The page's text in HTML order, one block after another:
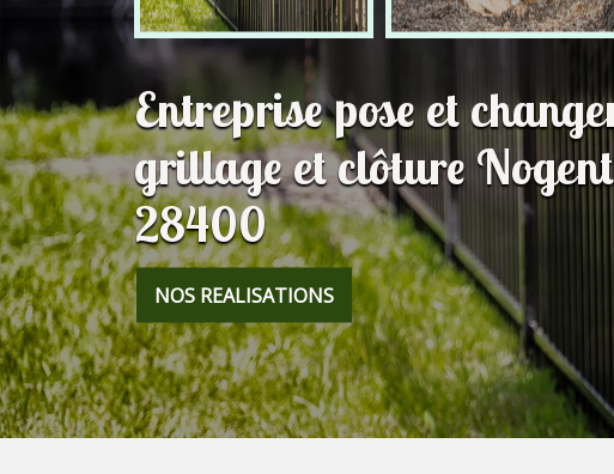
Entreprise pose et
grillage et clôture
28400
NOS REALISATIONS